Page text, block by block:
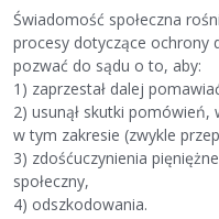
Świadomość społeczna
procesy dotyczące ochrony
pozwać do sądu o to, aby:
1) zaprzestał dalej
2) usunął skutki pomówień,
w tym zakresie (zwykle
3) zdośćuczynienia
społeczny,
4) odszkodowania.